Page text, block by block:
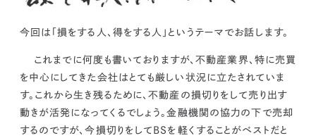
免責事項
asul
サイト
ーム
カスタマーハラスメントポリ
シー
プライバシーポリシー
情報セキュリティ・DX方針及び戦略サイトマップ
©2025 AREALINK.
今回は「損をする人、得をする人」というテーマでお話します。
これまでに何度も書いておりますが、不動産業界、特に売買
を中心にしてきた会社はとても厳しい状況に立たされていま
す。 これから生き残るために、不動産の損切りをして売り出す
動きが活発になってくるでしょう。金融機関の協力の下で売却
するのですが、今損切りをしてBSを軽くすることがベストだと